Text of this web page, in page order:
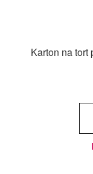
Karton na tort